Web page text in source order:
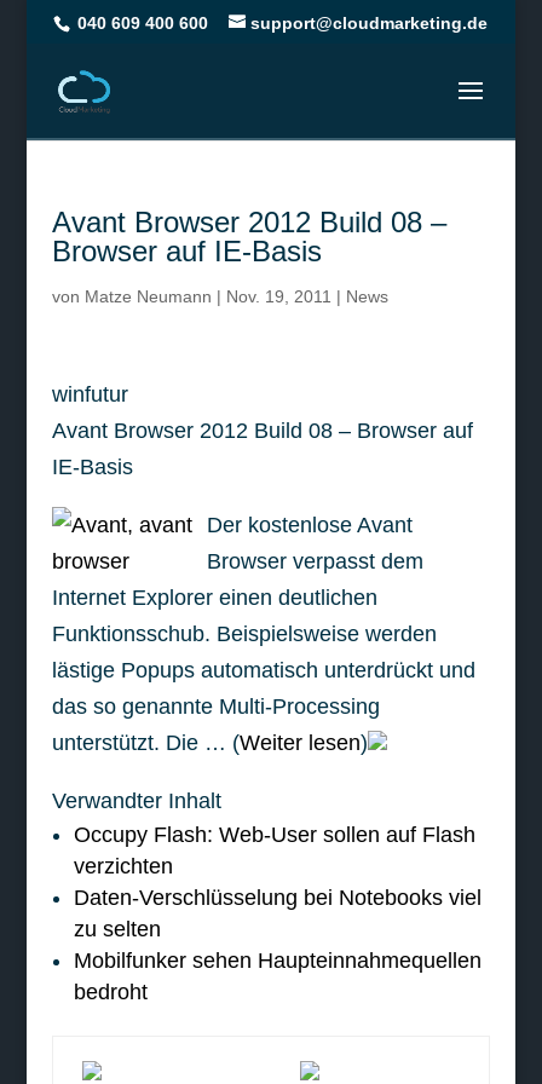
040 609 400 600 support@cloudmarketing.de
Avant Browser 2012 Build 08 –
Browser auf IE-Basis
von Matze Neumann | Nov. 19, 2011 | News
winfutur
Avant Browser 2012 Build 08 – Browser auf
IE-Basis
Der kostenlose Avant
Browser verpasst dem
Internet Explorer einen deutlichen
Funktionsschub. Beispielsweise werden
lästige Popups automatisch unterdrückt und
das so genannte Multi-Processing
unterstützt. Die … (Weiter lesen)
Verwandter Inhalt
Occupy Flash: Web-User sollen auf Flash
verzichten
Daten-Verschlüsselung bei Notebooks viel
zu selten
Mobilfunker sehen Haupteinnahmequellen
bedroht